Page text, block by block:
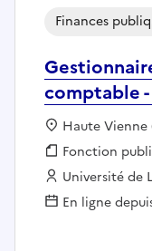
comptable
Finances
Localisation :
Haute Vienne
Fonction
Fonction
Employeur :
Université de
En ligne